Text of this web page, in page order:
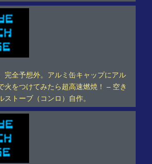
完全予想外。アルミ缶キャップにアル
火をつけてみたら超高速燃焼！ – 空き
ストーブ（コンロ）自作。